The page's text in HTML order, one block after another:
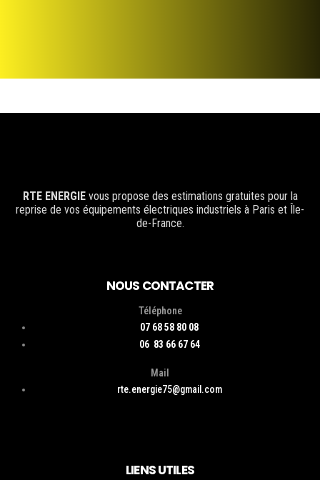
RTE ENERGIEvous propose des estimations gratuites pour la
reprise de vos équipements électriques industriels à Paris et Île-
de-France.
NOUS CONTACTER
Téléphone
07 68 58 80 08
06 83 66 67 64
Mail
rte.energie75@gmail.com
LIENS UTILES